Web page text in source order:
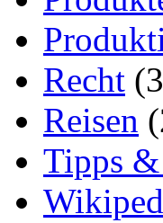
Recht
Reisen
Tipps